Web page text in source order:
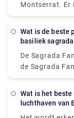
Montserrat. Er
nadat u in
een verzoek
Montserrat
het
biedt het u ook
Wat is de beste prijs voor het boeken van tickets voor
basiliek
De Sagrada
de Sagrada
rooms-
Gaudi (1852-
Wat is het beste resort voor stranden in de buurt van de
luchthaven van